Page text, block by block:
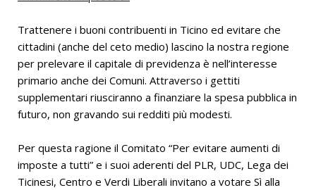
Trattenere i buoni contribuenti in Ticino ed evitare che
cittadini (anche del ceto medio) lascino la nostra regione
per prelevare il capitale di previdenza è nell’interesse
primario anche dei Comuni. Attraverso i gettiti
supplementari riusciranno a finanziare la spesa pubblica in
futuro, non gravando sui redditi più modesti.
Per questa ragione il Comitato “Per evitare aumenti di
imposte a tutti” e i suoi aderenti del PLR, UDC, Lega dei
Ticinesi, Centro e Verdi Liberali invitano a votare Sì alla